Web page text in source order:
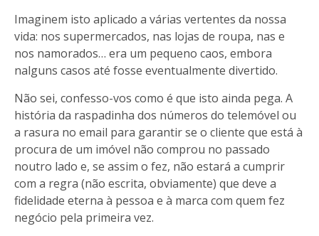
Imaginem isto aplicado a várias vertentes da nossa
vida: nos supermercados, nas lojas de roupa, nas e
nos namorados… era um pequeno caos, embora
nalguns casos até fosse eventualmente divertido.
Não sei, confesso-vos como é que isto ainda pega. A
história da raspadinha dos números do telemóvel ou
a rasura no email para garantir se o cliente que está à
procura de um imóvel não comprou no passado
noutro lado e, se assim o fez, não estará a cumprir
com a regra (não escrita, obviamente) que deve a
fidelidade eterna à pessoa e à marca com quem fez
negócio pela primeira vez.